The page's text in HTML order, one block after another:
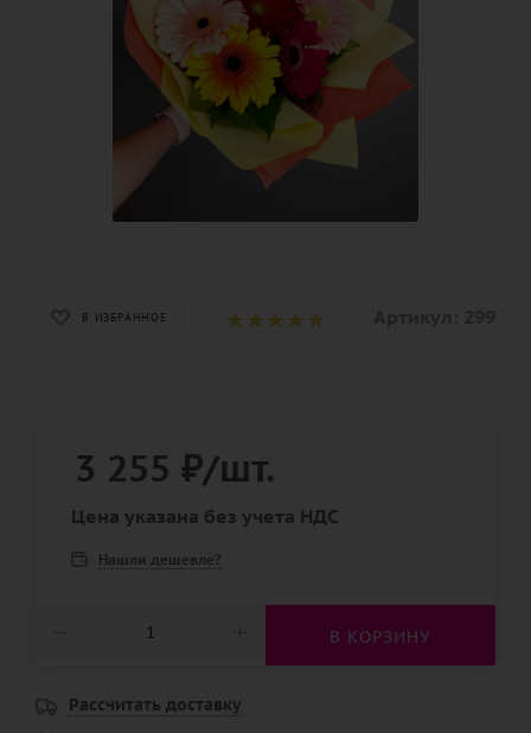
В ИЗБРАННОЕ
3 255 ₽/шт.
Цена указана без учета НДС
Нашли дешевле?
В КОРЗИНУ
Рассчитать доставку